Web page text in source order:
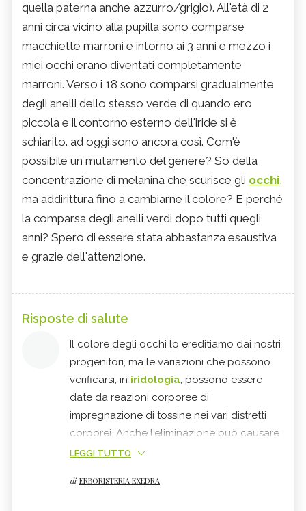
quella paterna anche azzurro/grigio). All'età di 2
anni circa vicino alla pupilla sono comparse
macchiette marroni e intorno ai 3 anni e mezzo i
miei occhi erano diventati completamente
marroni. Verso i 18 sono comparsi gradualmente
degli anelli dello stesso verde di quando ero
piccola e il contorno esterno dell'iride si è
schiarito. ad oggi sono ancora così. Com'è
possibile un mutamento del genere? So della
concentrazione di melanina che scurisce gli occhi,
ma addirittura fino a cambiarne il colore? E perché
la comparsa degli anelli verdi dopo tutti quegli
anni? Spero di essere stata abbastanza esaustiva
e grazie dell'attenzione.
Risposte di salute
Il colore degli occhi lo ereditiamo dai nostri
progenitori, ma le variazioni che possono
verificarsi, in iridologia, possono essere
date da reazioni corporee di
impregnazione di tossine nei vari distretti
corporei. Anche l'eliminazione può causare
modificazioni. Certo questa vuole essere
sapere gli eventi più significativi della sua
LEGGI TUTTO
di ERBORISTERIA EXEDRA